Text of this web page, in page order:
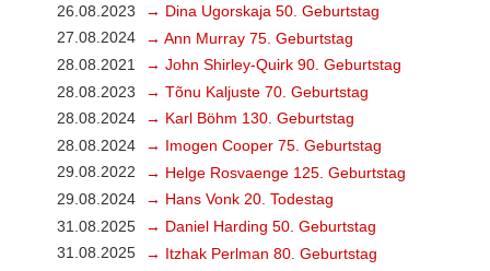
26.08.2023
→ Dina Ugorskaja 50. Geburtstag
27.08.2024
→ Ann Murray 75. Geburtstag
28.08.2021
→ John Shirley-Quirk 90. Geburtstag
28.08.2023
→ Tõnu Kaljuste 70. Geburtstag
28.08.2024
→ Karl Böhm 130. Geburtstag
28.08.2024
→ Imogen Cooper 75. Geburtstag
29.08.2022
→ Helge Rosvaenge 125. Geburtstag
29.08.2024
→ Hans Vonk 20. Todestag
31.08.2025
→ Daniel Harding 50. Geburtstag
31.08.2025
→ Itzhak Perlman 80. Geburtstag